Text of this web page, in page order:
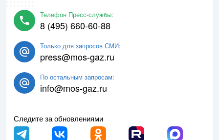
Телефон Пресс-службы:
8 (495) 660-60-88
Только для запросов СМИ:
press@mos-gaz.ru
По остальным запросам:
info@mos-gaz.ru
Следите за обновлениями